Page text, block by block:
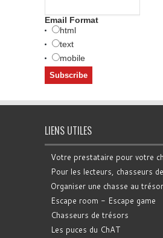
Email Format
html
text
mobile
LIENS UTILES
Votre prestataire pour votre
Pour les lecteurs, chasseurs
Organiser une chasse au trésor
Escape room - Escape game
Chasseurs de trésors
Les puces du ChAT